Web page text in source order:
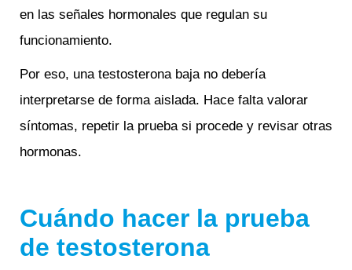
en las señales hormonales que regulan su
funcionamiento.
Por eso, una testosterona baja no debería
interpretarse de forma aislada. Hace falta valorar
síntomas, repetir la prueba si procede y revisar otras
hormonas.
Cuándo hacer la prueba
de testosterona